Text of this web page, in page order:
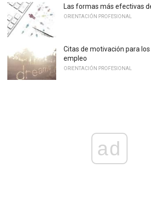
Las formas más efectivas
ORIENTACIÓN PROFESIONAL
Citas de motivación para
empleo
ORIENTACIÓN PROFESIONAL
ad